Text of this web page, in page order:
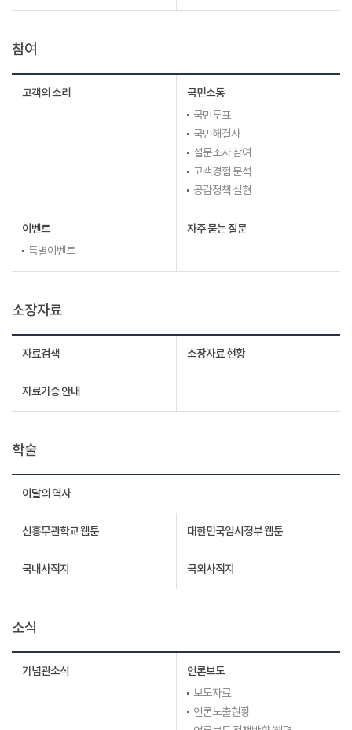
참여
고객의 소리 국민소통
국민투표
국민해결사
설문조사 참여
고객경험 분석
공감정책 실현
이벤트
특별이벤트
자주 묻는 질문
소장자료
자료검색 소장자료 현황
자료기증 안내
학술
이달의 역사
신흥무관학교 웹툰 대한민국임시정부 웹툰
국내사적지 국외사적지
소식
기념관소식 언론보도
보도자료
언론노출현황